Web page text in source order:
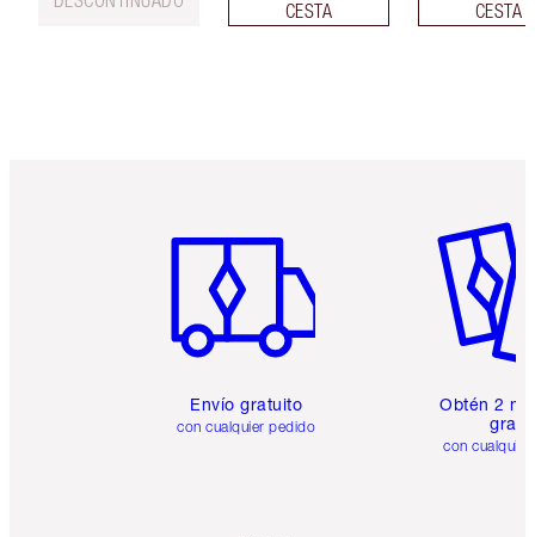
CESTA
CESTA
Envío gratuito
con cualquier pedido
Obtén 2
gratis
con